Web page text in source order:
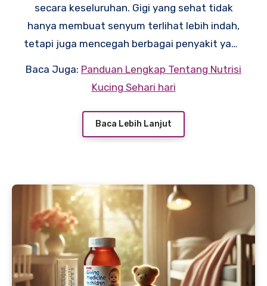
secara keseluruhan. Gigi yang sehat tidak
hanya membuat senyum terlihat lebih indah,
tetapi juga mencegah berbagai penyakit yang
lakukan untuk mencegah masalah gigi seperti
gigi berlubang.
Baca Juga: Panduan Lengkap Tentang Nutrisi
Kucing Sehari hari
Baca Lebih Lanjut